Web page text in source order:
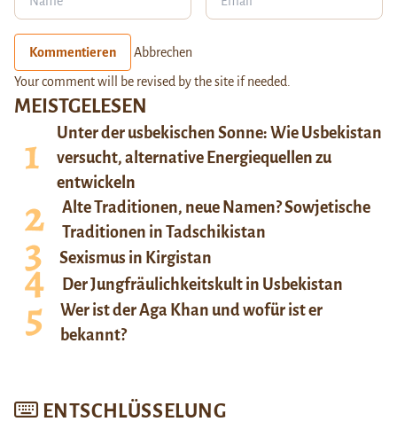
MEISTGELESEN
Unter der usbekischen Sonne: Wie Usbekistan
versucht, alternative Energiequellen zu
entwickeln
Alte Traditionen, neue Namen? Sowjetische
Traditionen in Tadschikistan
Sexismus in Kirgistan
Der Jungfräulichkeitskult in Usbekistan
Wer ist der Aga Khan und wofür ist er
bekannt?
ENTSCHLÜSSELUNG
Kommentieren Abbrechen
Your comment will be revised by the site if needed.